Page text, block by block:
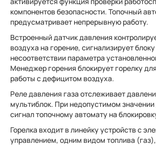
компонентов безопасности. Топочный
предусматривает непрерывную работу.
Встроенный датчик давления
воздуха на горение, сигнализирует
несоответствии параметра
Менеджер горения блокирует горелку
работы с дефицитом воздуха.
Реле давления газа отслеживает
мультиблок. При недопустимом
сигнал топочному автомату на
Горелка входит в линейку устройств с
управлением, одним видом топлива